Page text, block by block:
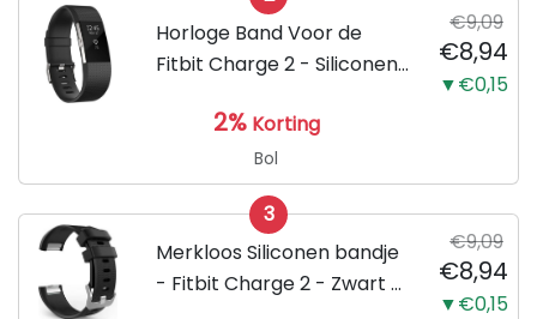
Horloge Band Voor de
Fitbit Charge 2 - Siliconen
Armband Large - Geschikt
voor de Activity Tracker /
Polsband / Strap Band /...
€9,09
€8,94
▼€0,15
2% Korting
Bol
3
Merkloos Siliconen bandje
- Fitbit Charge 2 - Zwart -
€9,09
€8,94
▼€0,15